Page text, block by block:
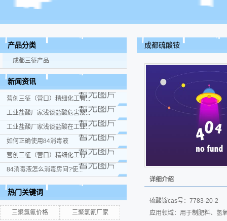
产品分类
成都三征产品
新闻资讯
营创三征（营口）精细化工有...
工业盐酸厂家浅谈盐酸危害及...
工业盐酸厂家浅谈盐酸在工业...
如何正确使用84消毒液
营创三征（营口）精细化工有...
84消毒液怎么消毒房间?使...
热门关键词
三聚氯氰价格 三聚氯氰厂家
成都硫酸铵
详细介绍
硫酸铵cas号：7783-20-
应用领域：用于制肥料、